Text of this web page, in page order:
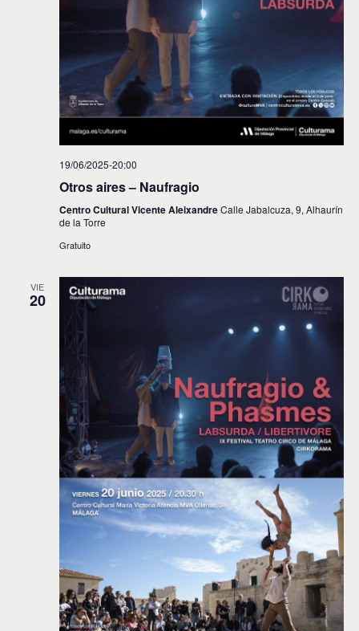
19/06/2025-20:00
Otros aires – Naufragio
Centro Cultural Vicente AleixandreCalle Jabalcuza, 9, Alhaurín
de la Torre
Gratuito
VIE
20